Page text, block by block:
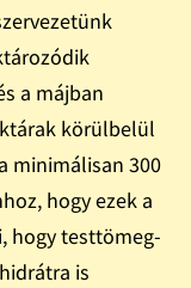
a májban
körülbelül
minimálisan 300
hogy ezek a
hogy testtömeg-
is